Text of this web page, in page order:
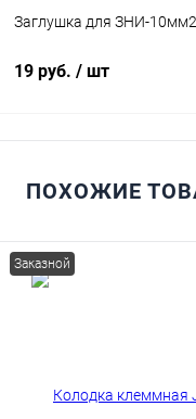
Заглушка для ЗНИ-
19 руб. / шт
В
Купить в 1 клик
В избранное
ПОХОЖИЕ
Заказной